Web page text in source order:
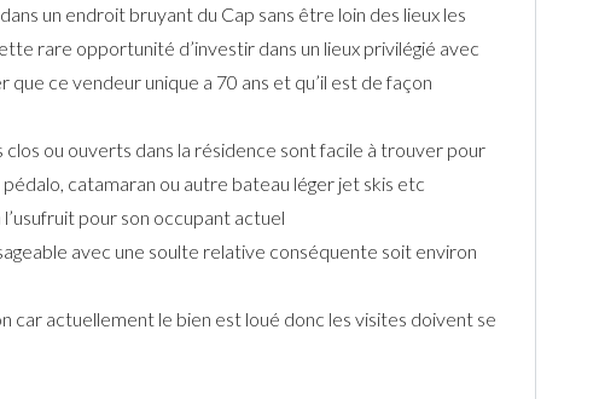
un endroit bruyant du Cap sans être loin des lieux les
rare opportunité d’investir dans un lieux privilégié avec
ce vendeur unique a 70 ans et qu’il est de façon
ou ouverts dans la résidence sont facile à trouver pour
catamaran ou autre bateau léger jet skis etc
pour son occupant actuel
avec une soulte relative conséquente soit environ
car actuellement le bien est loué donc les visites doivent se